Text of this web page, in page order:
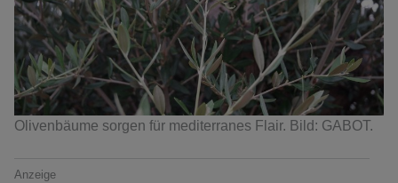
Olivenbäume sorgen für mediterranes Flair. Bild: GABOT.
Anzeige